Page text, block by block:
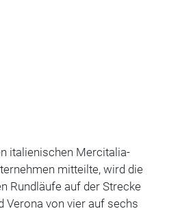
italienischen Mercitalia-
mitteilte, wird die
Rundläufe auf der Strecke
Verona von vier auf sechs